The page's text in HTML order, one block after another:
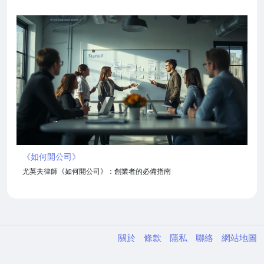
《如何開公司》
尤英夫律師《如何開公司》：創業者的必備指南
關於 條款 隱私 聯絡 網站地圖